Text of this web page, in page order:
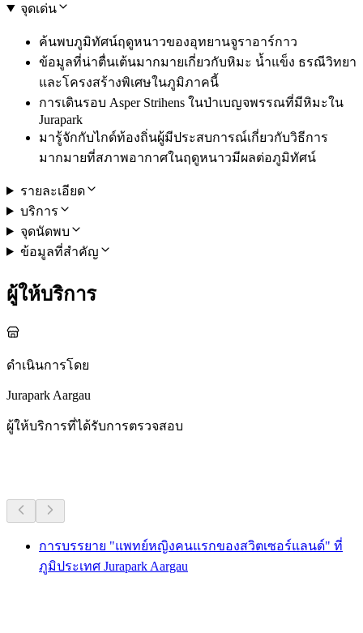
จุดเด่น
ค้นพบภูมิทัศน์ฤดูหนาวของอุทยานจูราอาร์กาว
ข้อมูลที่น่าตื่นเต้นมากมายเกี่ยวกับหิมะ น้ำแข็ง ธรณีวิทยา
และโครงสร้างพิเศษในภูมิภาคนี้
การเดินรอบ Asper Strihens ในป่าเบญจพรรณที่มีหิมะใน
Jurapark
มารู้จักกับไกด์ท้องถิ่นผู้มีประสบการณ์เกี่ยวกับวิธีการ
มากมายที่สภาพอากาศในฤดูหนาวมีผลต่อภูมิทัศน์
รายละเอียด
บริการ
จุดนัดพบ
ข้อมูลที่สำคัญ
ผู้ให้บริการ
ดำเนินการโดย
Jurapark Aargau
ผู้ให้บริการที่ได้รับการตรวจสอบ
การบรรยาย "แพทย์หญิงคนแรกของสวิตเซอร์แลนด์" ที่
ภูมิประเทศ Jurapark Aargau